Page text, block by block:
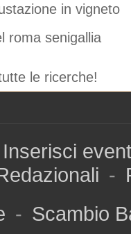
in vigneto
roma senigallia
le ricerche!
Inserisci
-
- Scambio